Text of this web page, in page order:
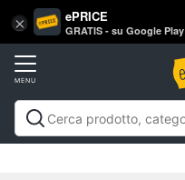
× ePRICE
GRATIS - su Google Play
Accedi
Registrati
Offerte
Vai
al